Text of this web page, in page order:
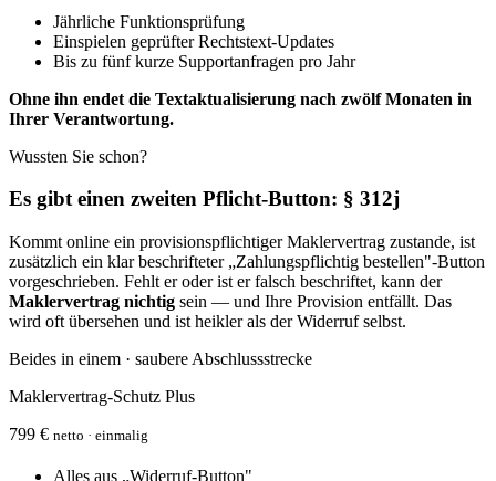
Jährliche Funktionsprüfung
Einspielen geprüfter Rechtstext-Updates
Bis zu fünf kurze Supportanfragen pro Jahr
Ohne ihn endet die Textaktualisierung nach zwölf Monaten in
Ihrer Verantwortung.
Wussten Sie schon?
Es gibt einen zweiten Pflicht-Button: § 312j
Kommt online ein provisionspflichtiger Maklervertrag zustande, ist
zusätzlich ein klar beschrifteter „Zahlungspflichtig bestellen"-Button
vorgeschrieben. Fehlt er oder ist er falsch beschriftet, kann der
Maklervertrag nichtig sein — und Ihre Provision entfällt. Das
wird oft übersehen und ist heikler als der Widerruf selbst.
Beides in einem · saubere Abschlussstrecke
Maklervertrag-Schutz Plus
799 € netto · einmalig
Alles aus „Widerruf-Button"